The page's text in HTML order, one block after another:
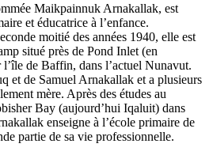
Maikpainnuk Arnakallak, est
et éducatrice à l’enfance.
moitié des années 1940, elle est
situé près de Pond Inlet (en
de Baffin, dans l’actuel Nunavut.
et de Samuel Arnakallak et a plusieurs
mère. Après des études au
Bay (aujourd’hui Iqaluit) dans
enseigne à l’école primaire de
partie de sa vie professionnelle.